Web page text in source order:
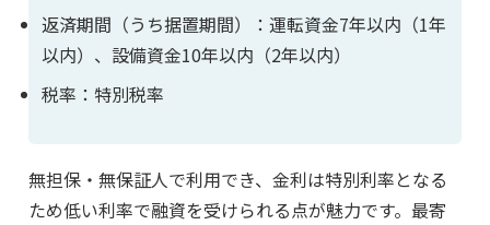
返済期間（うち据置期間）：運転資金7年以内（1年
以内）、設備資金10年以内（2年以内）
税率：特別税率
無担保・無保証人で利用でき、金利は特別利率となる
ため低い利率で融資を受けられる点が魅力です。最寄